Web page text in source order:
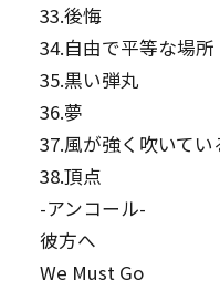
33.後悔
34.自由で平等な場所
35.黒い弾丸
36.夢
37.風が強く吹いてい
38.頂点
-アンコール-
彼方へ
We Must Go